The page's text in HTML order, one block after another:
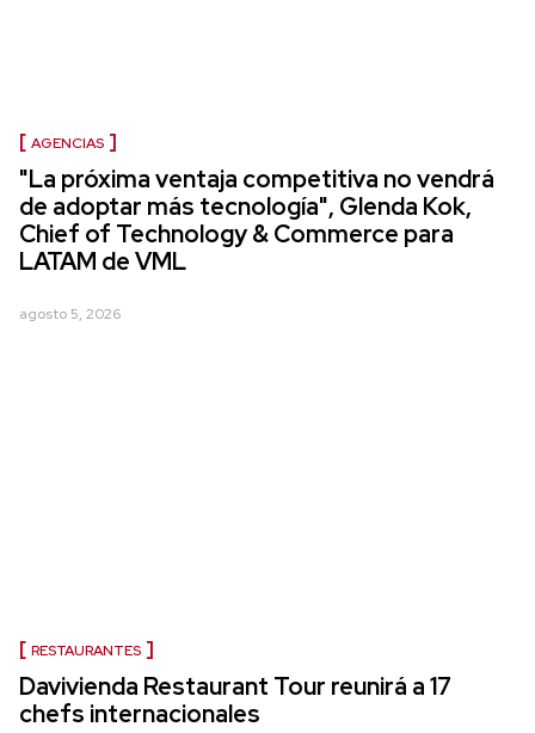
AGENCIAS
"La próxima ventaja competitiva no vendrá
de adoptar más tecnología", Glenda Kok,
Chief of Technology & Commerce para
LATAM de VML
agosto 5, 2026
RESTAURANTES
Davivienda Restaurant Tour reunirá a 17
chefs internacionales